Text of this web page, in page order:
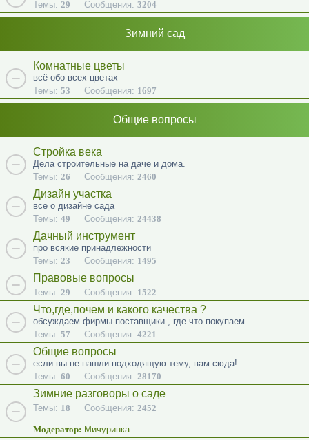
Темы: 29 Сообщения: 3204
Зимний сад
Комнатные цветы
всё обо всех цветах
Темы: 53 Сообщения: 1697
Общие вопросы
Стройка века
Дела строительные на даче и дома.
Темы: 26 Сообщения: 2460
Дизайн участка
все о дизайне сада
Темы: 49 Сообщения: 24438
Дачный инструмент
про всякие принадлежности
Темы: 23 Сообщения: 1495
Правовые вопросы
Темы: 29 Сообщения: 1522
Что,где,почем и какого качества ?
обсуждаем фирмы-поставщики , где что покупаем.
Темы: 57 Сообщения: 4221
Общие вопросы
если вы не нашли подходящую тему, вам сюда!
Темы: 60 Сообщения: 28170
Зимние разговоры о саде
Темы: 18 Сообщения: 2452
Модератор: Мичуринка